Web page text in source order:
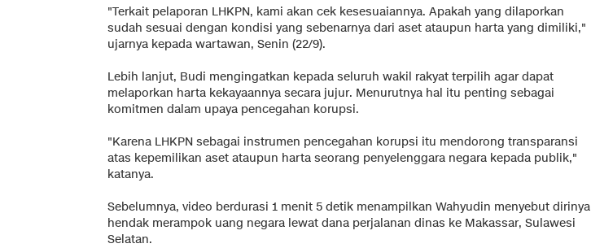
"Terkait pelaporan LHKPN, kami akan cek kesesuaiannya. Apakah yang dilaporkan
sudah sesuai dengan kondisi yang sebenarnya dari aset ataupun harta yang dimiliki,"
ujarnya kepada wartawan, Senin (22/9).
Lebih lanjut, Budi mengingatkan kepada seluruh wakil rakyat terpilih agar dapat
melaporkan harta kekayaannya secara jujur. Menurutnya hal itu penting sebagai
komitmen dalam upaya pencegahan korupsi.
"Karena LHKPN sebagai instrumen pencegahan korupsi itu mendorong transparansi
atas kepemilikan aset ataupun harta seorang penyelenggara negara kepada publik,"
katanya.
Sebelumnya, video berdurasi 1 menit 5 detik menampilkan Wahyudin menyebut dirinya
hendak merampok uang negara lewat dana perjalanan dinas ke Makassar, Sulawesi
Selatan.